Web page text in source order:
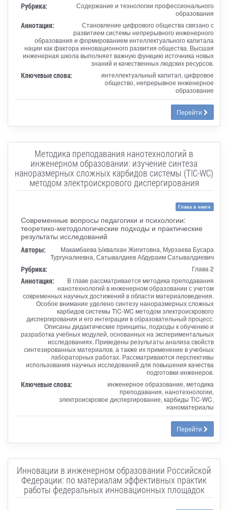
Рубрика:
Содержание и технологии профессионального
образования
Аннотация:
Становление цифрового общества связано с
развитием системы непрерывного инженерного
образования и формированием интеллектуального капитала
нации как фактора инновационного развития общества. Высшая
инженерная школа выполняет важную функцию источника новых
знаний и качественных людских ресурсов.
Ключевые слова:
интеллектуальный капитал, цифровое
общество, непрерывное инженерное
образование
Перейти
Методика преподавания нанотехнологий в
инженерном образовании: изучение синтеза
наноразмерных сложных карбидов системы (TIC-WC)
методом электроискрового диспергирования
Глава в книге
Современные вопросы педагогики и психологии:
теоретико-методологические подходы и практические
результаты исследований
Авторы:
Макамбаева Ыквалхан Жигитовна, Мурзаева Бусара
Тургуналиевна, Сатывалдиев Абдураим Сатывалдиевич
Рубрика: Глава 2
Аннотация:
В главе рассматривается методика преподавания
нанотехнологий в инженерном образовании с учетом
современных научных достижений в области материаловедения.
Особое внимание уделено синтезу наноразмерных сложных
карбидов системы TiC-WC методом электроискрового
диспергирования и его интеграции в образовательный процесс.
Описаны дидактические принципы, подходы к обучению и
разработка учебных модулей, основанных на экспериментальных
исследованиях. Приведены результаты анализа свойств
синтезированных материалов, а также их применение в учебных
лабораторных работах. Рассматриваются перспективы
использования научных исследований для повышения качества
подготовки инженеров.
Ключевые слова:
инженерное образование, методика
преподавания, нанотехнологии,
электроискровое диспергирование, карбиды TiC-WC,
наноматериалы
Перейти
Инновации в инженерном образовании Российской
Федерации: по материалам эффективных практик
работы федеральных инновационных площадок